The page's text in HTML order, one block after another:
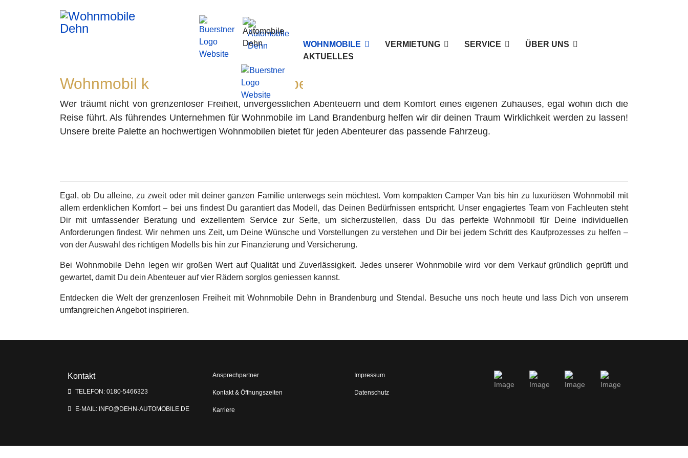
WOHNMOBILE VERMIETUNG SERVICE
ÜBER UNS
AKTUELLES
Wohnmobil kaufen bei deinem Experten für Wohnmobile im Land Brandenburg
Wer träumt nicht von grenzenloser Freiheit, unvergesslichen Abenteuern und dem Komfort eines eigenen Zuhauses, egal wohin dich die
Reise führt. Als führendes Unternehmen für Wohnmobile im Land Brandenburg helfen wir dir deinen Traum Wirklichkeit werden zu lassen!
Unsere breite Palette an hochwertigen Wohnmobilen bietet für jeden Abenteurer das passende Fahrzeug.
Egal, ob Du alleine, zu zweit oder mit deiner ganzen Familie unterwegs sein möchtest. Vom kompakten Camper Van bis hin zu luxuriösen Wohnmobil mit
allem erdenklichen Komfort – bei uns findest Du garantiert das Modell, das Deinen Bedürfnissen entspricht. Unser engagiertes Team von Fachleuten steht
Dir mit umfassender Beratung und exzellentem Service zur Seite, um sicherzustellen, dass Du das perfekte Wohnmobil für Deine individuellen
Anforderungen findest. Wir nehmen uns Zeit, um Deine Wünsche und Vorstellungen zu verstehen und Dir bei jedem Schritt des Kaufprozesses zu helfen –
von der Auswahl des richtigen Modells bis hin zur Finanzierung und Versicherung.
Bei Wohnmobile Dehn legen wir großen Wert auf Qualität und Zuverlässigkeit. Jedes unserer Wohnmobile wird vor dem Verkauf gründlich geprüft und
gewartet, damit Du dein Abenteuer auf vier Rädern sorglos geniessen kannst.
Entdecken die Welt der grenzenlosen Freiheit mit Wohnmobile Dehn in Brandenburg und Stendal. Besuche uns noch heute und lass Dich von unserem
umfangreichen Angebot inspirieren.
Kontakt
TELEFON: 0180-5466323
E-MAIL: INFO@DEHN-AUTOMOBILE.DE
Ansprechpartner
Kontakt & Öffnungszeiten
Karriere
Impressum
Datenschutz